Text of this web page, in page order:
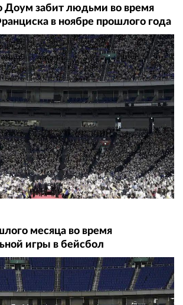
Доум забит людьми во время
в ноябре прошлого года
месяца во время
игры в бейсбол